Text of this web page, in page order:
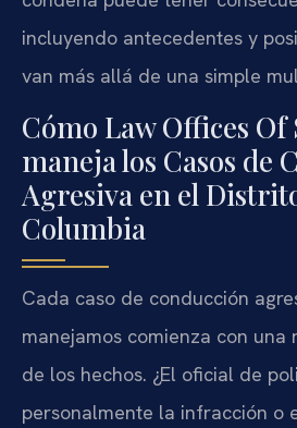
incluyendo antecedentes y
van más allá de una simple
Cómo Law Offices Of
maneja los Casos de
Agresiva en el
Columbia
Cada caso de conducción
manejamos comienza con una
de los hechos. ¿El oficial de
personalmente la infracción o